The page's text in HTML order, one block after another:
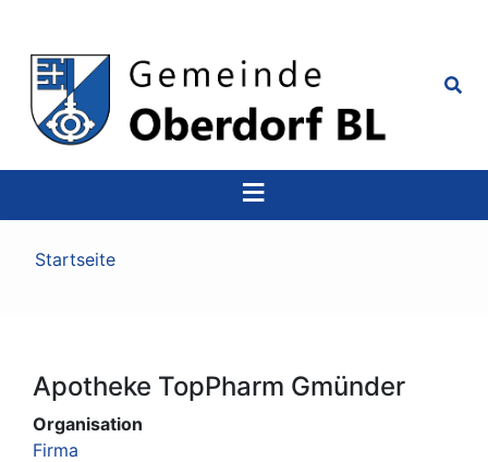
Pfadnavigation
Startseite
Apotheke TopPharm Gmünder
Organisation
Firma